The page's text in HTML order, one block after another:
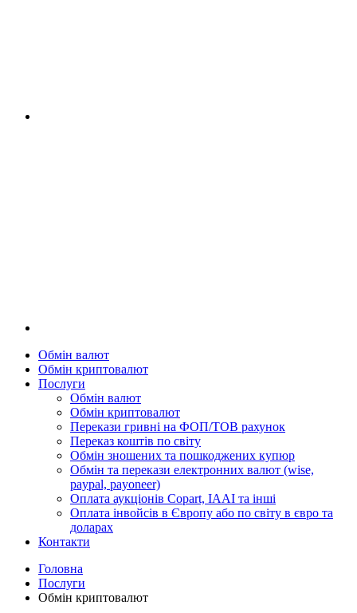
Обмін валют
Обмін криптовалют
Послуги
Обмін валют
Обмін криптовалют
Перекази гривні на ФОП/ТОВ рахунок
Переказ коштів по світу
Обмін зношених та пошкоджених купюр
Обмін та перекази електронних валют (wise,
paypal, payoneer)
Оплата аукціонів Copart, IAAI та інші
Оплата інвойсів в Європу або по світу в євро та
доларах
Контакти
Головна
Послуги
Обмін криптовалют